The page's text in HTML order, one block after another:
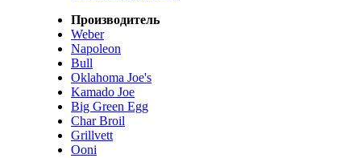
Производитель
Weber
Napoleon
Bull
Oklahoma Joe's
Kamado Joe
Big Green Egg
Char Broil
Grillvett
Ooni